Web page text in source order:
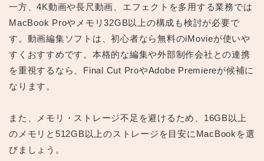
一方、4K動画や長尺動画、エフェクトを多用する業務では
MacBook Proやメモリ32GB以上の構成も検討が必要で
す。動画編集ソフトは、初心者なら無料のiMovieが使いや
すくおすすめです。本格的な編集や外部制作会社との連携
を重視するなら、Final Cut ProやAdobe Premiereが候補に
なります。
また、メモリ・ストレージ不足を避けるため、16GB以上
のメモリと512GB以上のストレージを目安にMacBookを選
びましょう。